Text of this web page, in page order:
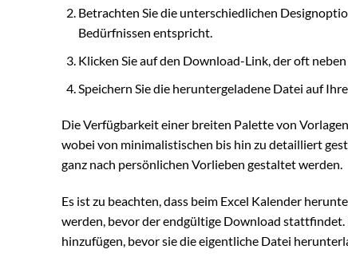
Betrachten Sie die unterschiedlichen
Bedürfnissen entspricht.
Klicken Sie auf den Download-Link, der oft
Speichern Sie die heruntergeladene Datei auf
Die Verfügbarkeit einer breiten Palette von
wobei von minimalistischen bis hin zu detailliert
ganz nach persönlichen Vorlieben gestaltet werden.
Es ist zu beachten, dass beim Excel Kalender
werden, bevor der endgültige Download
hinzufügen, bevor sie die eigentliche Datei